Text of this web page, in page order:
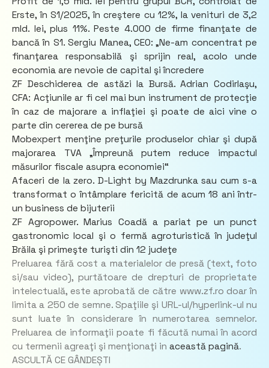
Erste, în S1/2025, în creştere cu 12%, la venituri de 3,2
mld. lei, plus 11%. Peste 4.000 de firme finanţate de
bancă în S1. Sergiu Manea, CEO: „Ne-am concentrat pe
finanţarea responsabilă şi sprijin real, acolo unde
economia are nevoie de capital şi încredere
ZF Deschiderea de astăzi la Bursă. Adrian Codirlaşu,
CFA: Acţiunile ar fi cel mai bun instrument de protecţie
în caz de majorare a inflaţiei şi poate de aici vine o
parte din cererea de pe bursă
Mobexpert menţine preţurile produselor chiar şi după
majorarea TVA „Împreună putem reduce impactul
măsurilor fiscale asupra economiei“
Afaceri de la zero. D-Light by Mazdrunka sau cum s-a
transformat o întâmplare fericită de acum 18 ani într-
un business de bijuterii
ZF Agropower. Marius Coadă a pariat pe un punct
gastronomic local şi o fermă agroturistică în judeţul
Brăila şi primeşte turişti din 12 judeţe
Preluarea fără cost a materialelor de presă (text, foto
si/sau video), purtătoare de drepturi de proprietate
intelectuală, este aprobată de către www.zf.ro doar în
limita a 250 de semne. Spaţiile şi URL-ul/hyperlink-ul nu
sunt luate în considerare în numerotarea semnelor.
Preluarea de informaţii poate fi făcută numai în acord
cu termenii agreaţi şi menţionaţi in această pagină.
ASCULTĂ CE GÂNDEȘTI